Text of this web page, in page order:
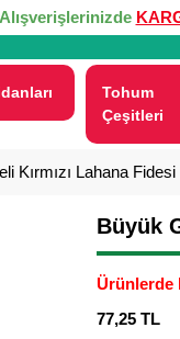
Tohum
Çeşitleri
Kırmızı Lahana
Büyük
Ürünlerde
77,25 TL